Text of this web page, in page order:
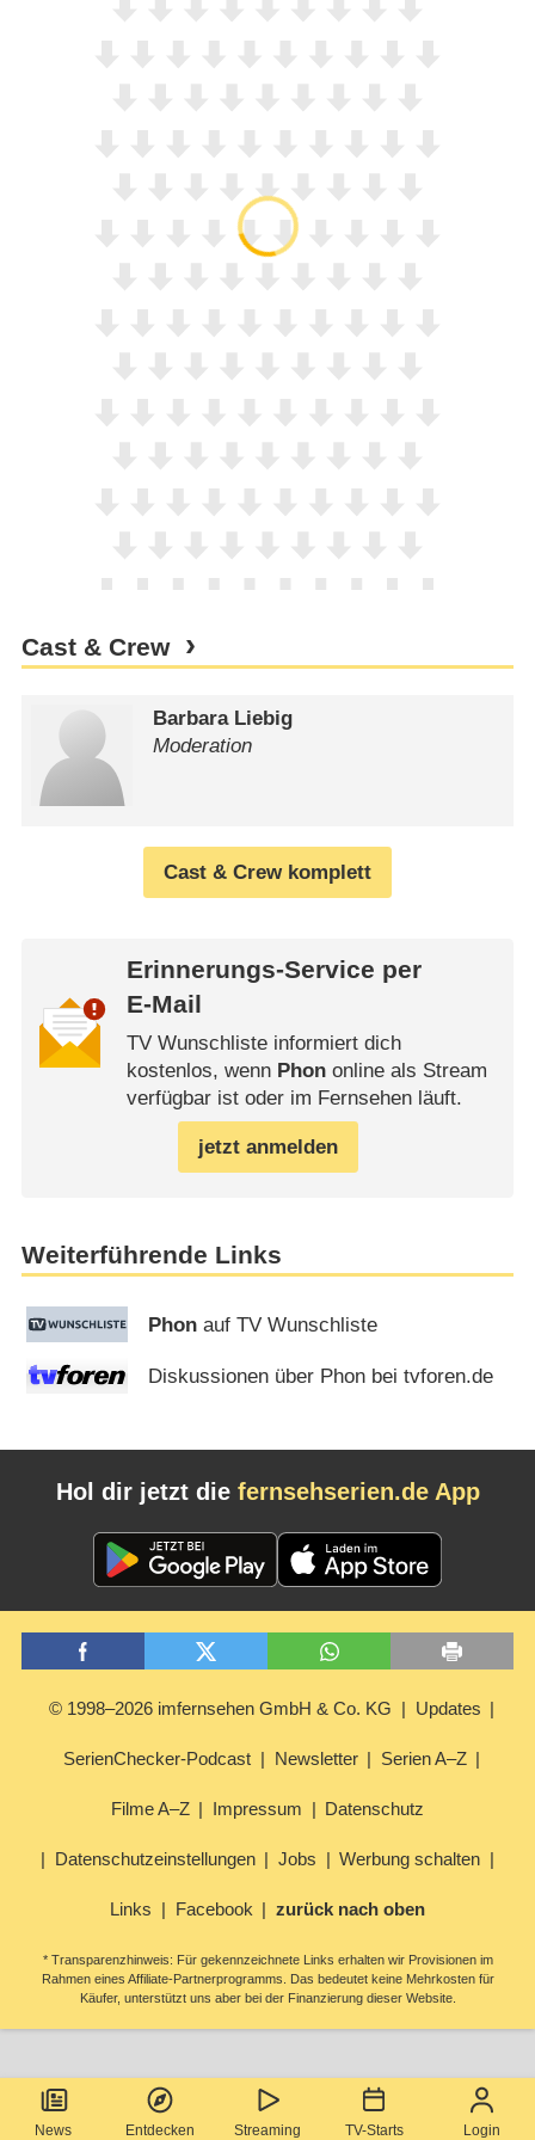
News Entdecken Streaming TV-Starts Login
Cast & Crew
Barbara Liebig
Moderation
Cast & Crew komplett
Erinnerungs-Service per
E-Mail
TV Wunschliste informiert dich
kostenlos, wenn Phononline als Stream
verfügbar ist oder im Fernsehen läuft.
jetzt anmelden
Weiterführende Links
Phon auf TV Wunschliste
Diskussionen über Phon bei tvforen.de
Hol dir jetzt die fernsehserien.de App
© 1998–2026 imfernsehen GmbH & Co. KG Updates
SerienChecker-Podcast Newsletter Serien A–Z
Filme A–Z Impressum Datenschutz
Datenschutzeinstellungen Jobs Werbung schalten
Links Facebook zurück nach oben
* Transparenzhinweis: Für gekennzeichnete Links erhalten wir Provisionen im
Rahmen eines Affiliate-Partnerprogramms. Das bedeutet keine Mehrkosten für
Käufer, unterstützt uns aber bei der Finanzierung dieser Website.